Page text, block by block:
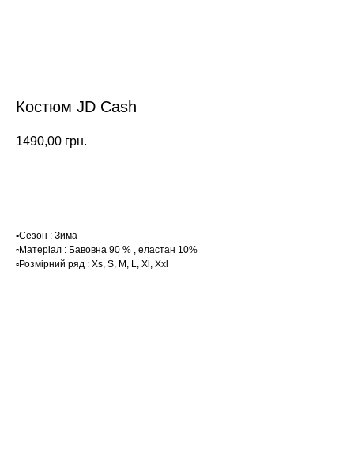
Костюм JD Cash
1490,00 грн.
▫️Сезон : Зима
▫️Матеріал : Бавовна 90 % , еластан 10%
▫️Розмірний ряд : Xs, S, M, L, Xl, Xxl